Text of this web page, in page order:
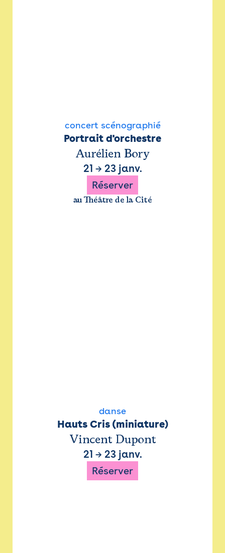
concert scénographié
Portrait d'orchestre
Aurélien Bory
21 → 23 janv.
Réserver
au Théâtre de la Cité
danse
Hauts Cris (miniature)
Vincent Dupont
21 → 23 janv.
Réserver